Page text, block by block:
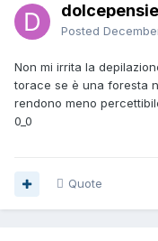
Posted
Non mi irrita la
torace se è una foresta
rendono meno
0_0
Quote